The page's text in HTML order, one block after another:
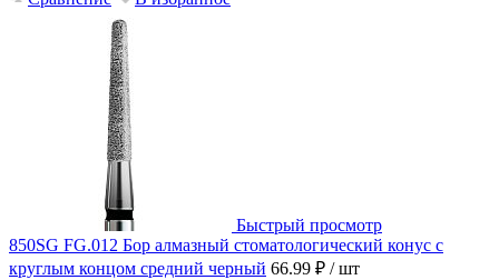
Быстрый просмотр
850SG FG.012 Бор алмазный стоматологический конус с
круглым концом средний черный 66.99 ₽ / шт